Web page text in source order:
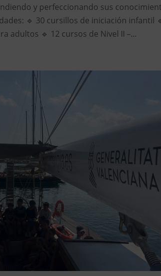
y perfeccionando sus
🔹 30 cursillos de iniciación infantil
adultos 🔹 12 cursos de Nivel II –...